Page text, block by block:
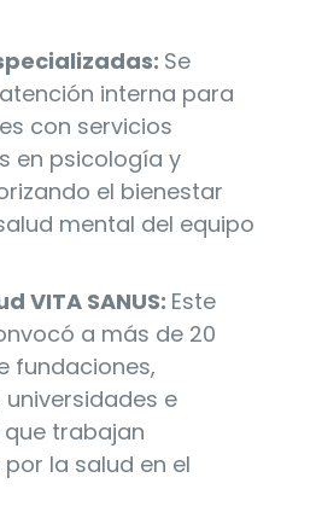
Se
interna para
con servicios
en psicología y
el bienestar
mental del equipo
VITA SANUS: Este
a más de 20
fundaciones,
e
trabajan
la salud en el